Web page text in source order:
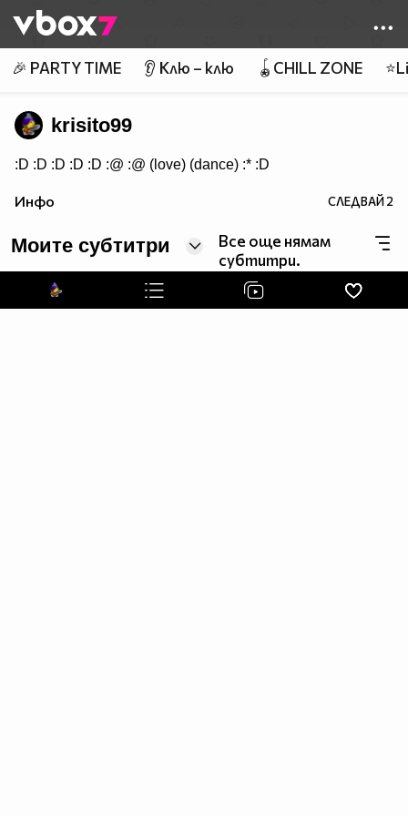
👾
🎉 PARTY TIME 👂 Клю – клю 🪀CHILL ZONE
krisito99
:D :D :D :D :D :@ :@ (love) (dance) :* :D
Инфо СЛЕДВАЙ2
Моите субтитри
Все още нямам
субтитри.